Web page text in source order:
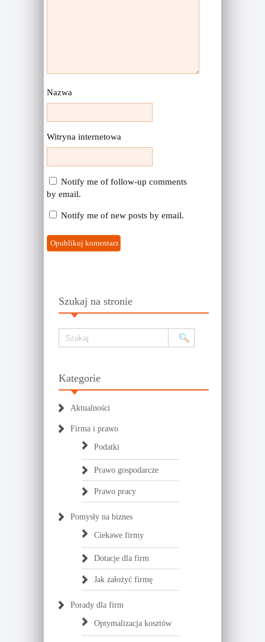
Nazwa
Witryna internetowa
Notify me of follow-up comments
by email.
Notify me of new posts by email.
Szukaj na stronie
Kategorie
Aktualności
Firma i prawo
Podatki
Prawo gospodarcze
Prawo pracy
Pomysły na biznes
Ciekawe firmy
Dotacje dla firm
Jak założyć firmę
Porady dla firm
Optymalizacja kosztów